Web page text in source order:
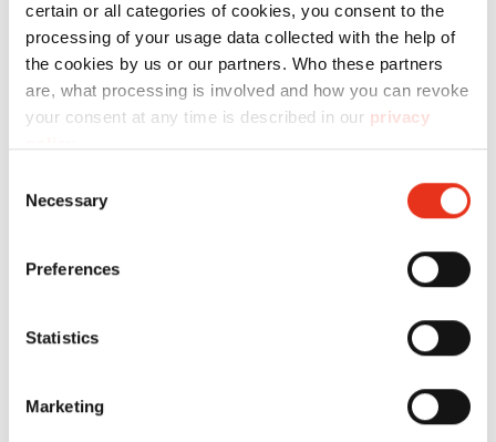
certain or all categories of cookies, you consent to the
processing of your usage data collected with the help of
the cookies by us or our partners. Who these partners
are, what processing is involved and how you can revoke
your consent at any time is described in our privacy
Selection
Necessary
Preferences
Statistics
Marketing
Tedesca HSM ProfiPack è stato eccezionale.
Effeciente e facile da usare, l’apparecchio era
anche coperto da un anno di garanzia. Alla
MotorNuts il perforacartoni fu consigliato da un
risparmiato soldi e material di scarto – avendo
il suo stock, ora perfora e riusa I cartoni
10/2018